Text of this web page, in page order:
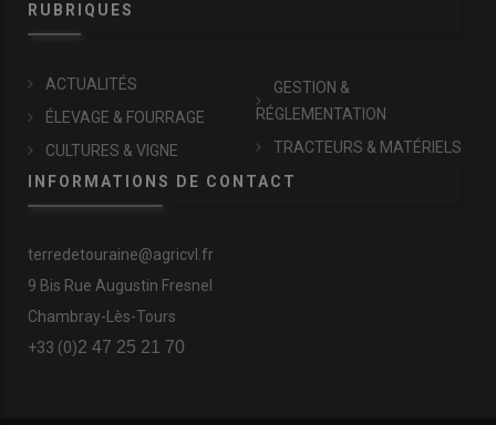
RUBRIQUES
ACTUALITÉS
ÉLEVAGE & FOURRAGE
CULTURES & VIGNE
GESTION &
RÉGLEMENTATION
TRACTEURS & MATÉRIELS
INFORMATIONS DE CONTACT
terredetouraine@agricvl.fr
9 Bis Rue Augustin Fresnel
Chambray-Lès-Tours
+33 (0)2 47 25 21 70